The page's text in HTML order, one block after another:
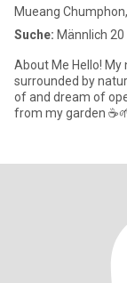
Mueang
Suche: Männlich 20
About Me Hello! My
surrounded by
of and dream of
from my garden